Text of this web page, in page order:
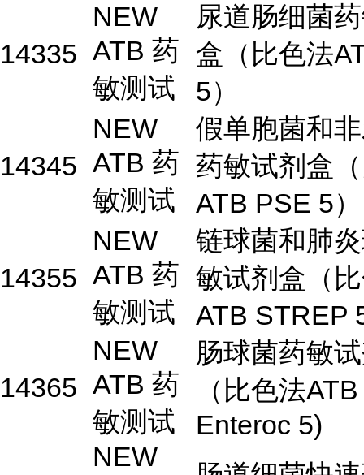
14335
NEW
ATB 药
敏测试
尿道肠细菌
盒（比色法
5）
14345
NEW
ATB 药
敏测试
假单胞菌和
药敏试剂盒
ATB PSE 5）
14355
NEW
ATB 药
敏测试
链球菌和肺
敏试剂盒（
ATB STREP
14365
NEW
ATB 药
敏测试
肠球菌药敏
（比色法ATB
Enteroc 5)
NEW